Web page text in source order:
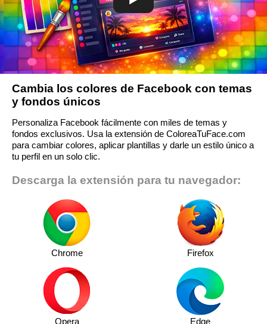
Cambia los colores de Facebook con temas
y fondos únicos
Personaliza Facebook fácilmente con miles de temas y
fondos exclusivos. Usa la extensión de ColoreaTuFace.com
para cambiar colores, aplicar plantillas y darle un estilo único a
tu perfil en un solo clic.
Descarga la extensión para tu navegador:
Chrome Firefox
Opera Edge